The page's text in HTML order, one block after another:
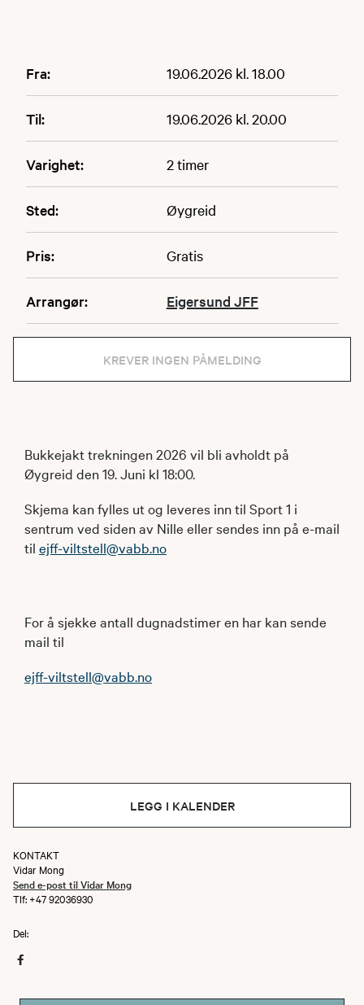
Fra: 19.06.2026 kl. 18.00
Til: 19.06.2026 kl. 20.00
Varighet: 2 timer
Sted: Øygreid
Pris: Gratis
Arrangør: Eigersund JFF
KREVER INGEN PÅMELDING
Bukkejakt trekningen 2026 vil bli avholdt på
Øygreid den 19. Juni kl 18:00.
Skjema kan fylles ut og leveres inn til Sport 1 i
sentrum ved siden av Nille eller sendes inn på e-mail
til ejff-viltstell@vabb.no
For å sjekke antall dugnadstimer en har kan sende
mail til
ejff-viltstell@vabb.no
LEGG I KALENDER
KONTAKT
Vidar Mong
Send e-post til Vidar Mong
Tlf: +47 92036930
Del: